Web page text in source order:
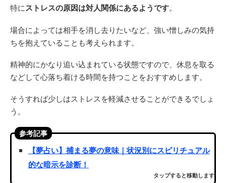
特にストレスの原因は対人関係にあるようです。
場合によっては相手を消し去りたいなど、強い憎しみの気持
ちを抱えていることも考えられます。
精神的にかなり追い込まれている状態ですので、休息を取る
などして心落ち着ける時間を持つことをおすすめします。
そうすれば少しはストレスを軽減させることができるでしょ
う。
参考記事
【夢占い】捕まる夢の意味｜状況別にスピリチュアル
的な暗示を診断！
タップすると移動します